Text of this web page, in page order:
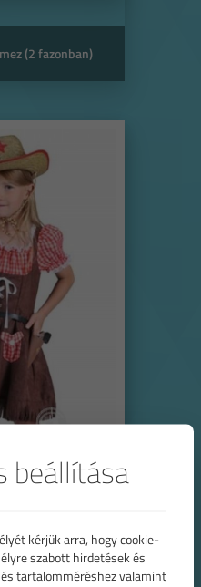
(2 fazonban)
lány jelmez
beállítása
kérjük arra, hogy cookie-
szabott hirdetések és
tartalomméréshez valamint